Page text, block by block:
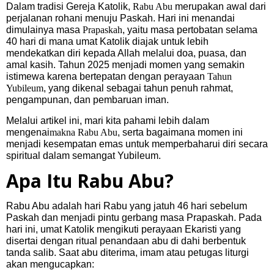
Dalam tradisi Gereja Katolik, Rabu Abu merupakan awal dari
perjalanan rohani menuju Paskah. Hari ini menandai
dimulainya masa Prapaskah, yaitu masa pertobatan selama
40 hari di mana umat Katolik diajak untuk lebih
mendekatkan diri kepada Allah melalui doa, puasa, dan
amal kasih. Tahun 2025 menjadi momen yang semakin
istimewa karena bertepatan dengan perayaan Tahun
Yubileum, yang dikenal sebagai tahun penuh rahmat,
pengampunan, dan pembaruan iman.
Melalui artikel ini, mari kita pahami lebih dalam
mengenaimakna Rabu Abu, serta bagaimana momen ini
menjadi kesempatan emas untuk memperbaharui diri secara
spiritual dalam semangat Yubileum.
Apa Itu Rabu Abu?
Rabu Abu adalah hari Rabu yang jatuh 46 hari sebelum
Paskah dan menjadi pintu gerbang masa Prapaskah. Pada
hari ini, umat Katolik mengikuti perayaan Ekaristi yang
disertai dengan ritual penandaan abu di dahi berbentuk
tanda salib. Saat abu diterima, imam atau petugas liturgi
akan mengucapkan: